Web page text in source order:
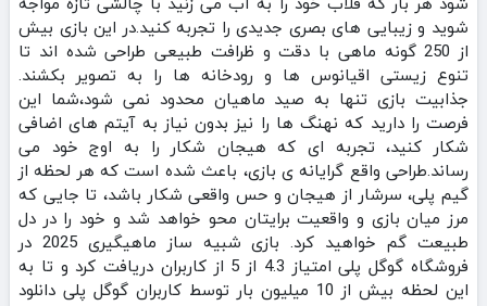
شوید و زیبایی‌ های بصری جدیدی را تجربه کنید.در این بازی بیش
از 250 گونه ماهی با دقت و ظرافت طبیعی طراحی شده‌ اند تا
تنوع زیستی اقیانوس‌ ها و رودخانه‌ ها را به تصویر بکشند.
جذابیت بازی تنها به صید ماهیان محدود نمی‌ شود،شما این
فرصت را دارید که نهنگ‌ ها را نیز بدون نیاز به آیتم‌ های اضافی
شکار کنید، تجربه‌ ای که هیجان شکار را به اوج خود می‌
رساند.طراحی واقع‌ گرایانه‌ ی بازی، باعث شده است که هر لحظه از
گیم‌ پلی، سرشار از هیجان و حس واقعی شکار باشد، تا جایی که
مرز میان بازی و واقعیت برایتان محو خواهد شد و خود را در دل
طبیعت گم خواهید کرد. بازی شبیه ساز ماهیگیری 2025 در
فروشگاه گوگل پلی امتیاز 4.3 از 5 از کاربران دریافت کرد و تا به
این لحظه بیش از 10 میلیون بار توسط کاربران گوگل پلی دانلود